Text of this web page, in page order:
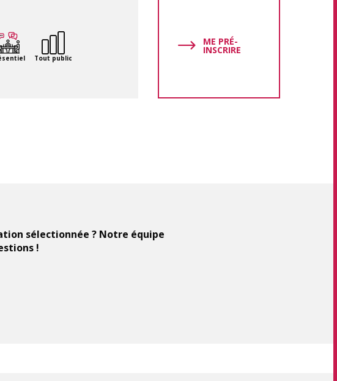
Tout public
ME PRÉ-
INSCRIRE
sélectionnée ? Notre équipe
!